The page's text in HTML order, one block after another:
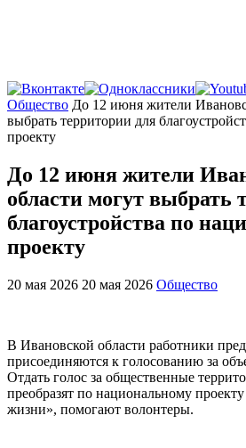
Главная
Общество До 12 июня жители
выбрать территории для
проекту
До 12 июня жители
области могут выбрать
благоустройства по
проекту
20 мая 2026 20 мая 2026 Общество
В Ивановской области работники
присоединяются к голосованию за
Отдать голос за общественные
преобразят по национальному
жизни», помогают волонтеры.